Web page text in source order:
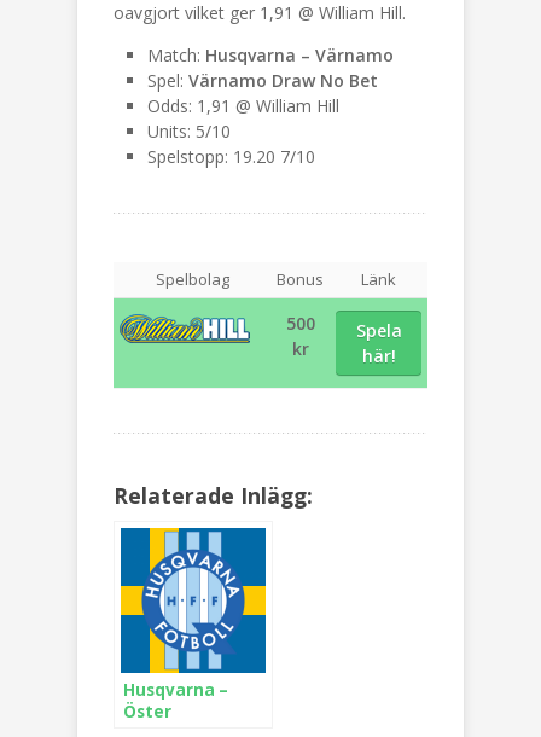
oavgjort vilket ger 1,91 @ William Hill.
Match: Husqvarna – Värnamo
Spel: Värnamo Draw No Bet
Odds: 1,91 @ William Hill
Units: 5/10
Spelstopp: 19.20 7/10
Spelbolag Bonus Länk
500
kr
Spela
här!
Relaterade Inlägg:
Husqvarna –
Öster